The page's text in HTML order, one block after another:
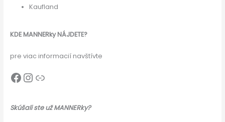
Kaufland
KDE MANNERky NÁJDETE?
pre viac informacií navštívte
Skúšali ste už MANNERky?